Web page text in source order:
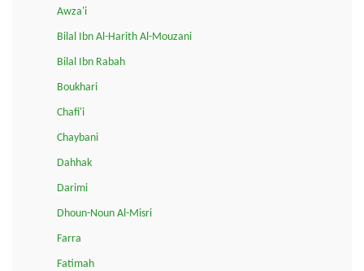
Awza'i
Bilal Ibn Al-Harith Al-Mouzani
Bilal Ibn Rabah
Boukhari
Chafi'i
Chaybani
Dahhak
Darimi
Dhoun-Noun Al-Misri
Farra
Fatimah